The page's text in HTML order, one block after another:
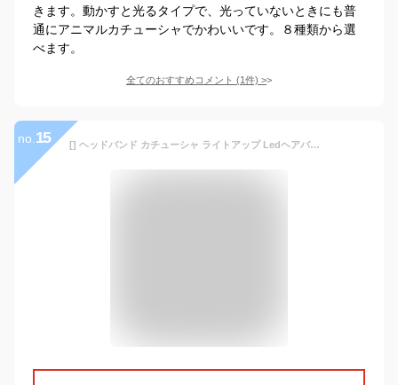
きます。動かすと光るタイプで、光っていないときにも普
通にアニマルカチューシャでかわいいです。８種類から選
べます。
全てのおすすめコメント (1件) >
no. 15 [] ヘッドバンド カチューシャ ライトアップ Ledヘアバンド 点滅 ヘッドピース ヘアフープ コスプレ パーティー ヘッドウェア 女性用